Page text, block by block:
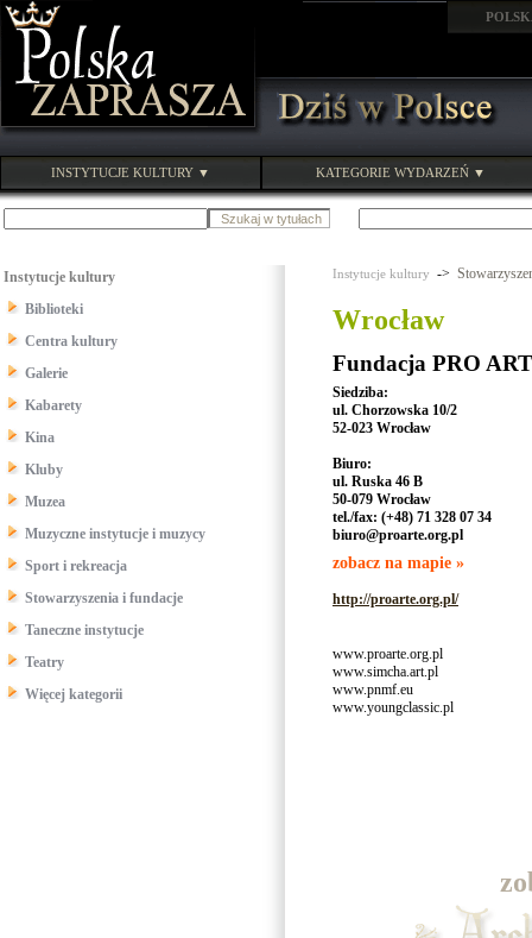
INSTYTUCJE KULTURY ▼ KATEGORIE WYDARZEŃ ▼
Instytucje kultury
Biblioteki
Centra kultury
Galerie
Kabarety
Kina
Kluby
Muzea
Muzyczne instytucje i muzycy
Sport i rekreacja
Stowarzyszenia i fundacje
Taneczne instytucje
Teatry
Więcej kategorii
Instytucje kultury ->
Wrocław
Fundacja PRO
Siedziba:
ul. Chorzowska 10/2
52-023 Wrocław
Biuro:
ul. Ruska 46 B
50-079 Wrocław
tel./fax: (+48) 71 328 07 34
biuro@proarte.org.pl
zobacz na mapie »
http://proarte.org.pl/
www.proarte.org.pl
www.simcha.art.pl
www.pnmf.eu
www.youngclassic.pl